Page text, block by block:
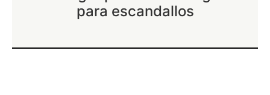
para escandallos